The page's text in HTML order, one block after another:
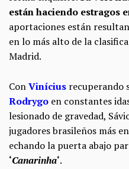
están haciendo estragos
aportaciones están
en lo más alto de la
Madrid.
ConVinícius recuperando
Rodrygo en constantes
lesionado de gravedad,
jugadores brasileños más
echando la puerta abajo
‘Canarinha‘.